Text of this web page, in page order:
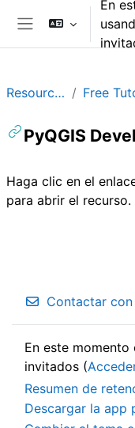
Salta al contenido
Panel lateral
En
Resources
PyQGIS
Haga clic en el
para abrir el recurso.
Contactar
En este momento
invitados (
Resumen de
Descargar la app